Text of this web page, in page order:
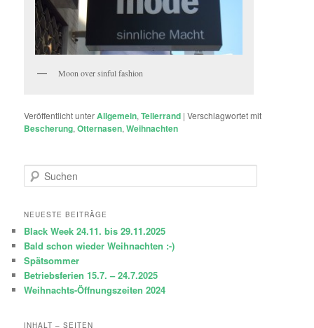
Moon over sinful fashion
Veröffentlicht unterAllgemein,Tellerrand |Verschlagwortet mit
Bescherung,Otternasen,Weihnachten
u
h
n
NEUESTE BEITRÄGE
Black Week 24.11. bis 29.11.2025
Bald schon wieder Weihnachten :-)
Spätsommer
Betriebsferien 15.7. – 24.7.2025
Weihnachts-Öffnungszeiten 2024
INHALT – SEITEN